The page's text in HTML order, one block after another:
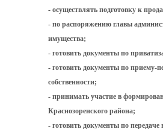
- осуществлять подготовку к
- по распоряжению главы
имущества;
- готовить документы по
- готовить документы по приему-
собственности;
- принимать участие в
Краснозоренского района;
- готовить документы по